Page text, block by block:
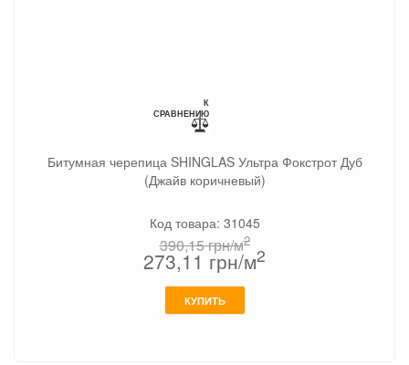
К
СРАВНЕНИЮ
Битумная черепица SHINGLAS Ультра Фокстрот Дуб
(Джайв коричневый)
Код товара: 31045
390,15грн/м2
273,11 грн/м2
КУПИТЬ